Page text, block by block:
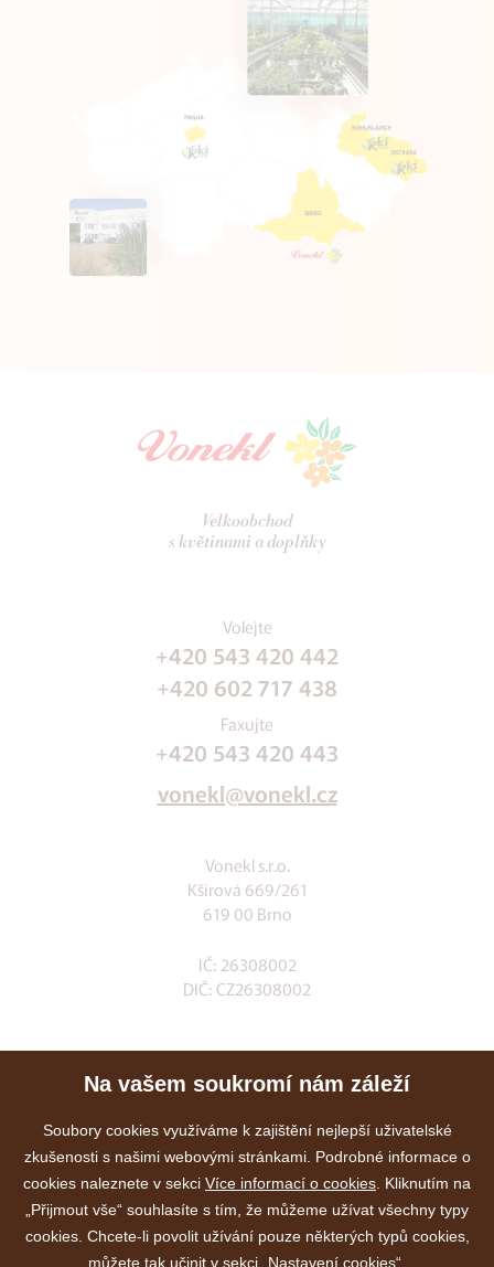
Velkoobchod
s květinami a doplňky
Volejte
+420 543 420 442
+420 602 717 438
Faxujte
+420 543 420 443
vonekl@vonekl.cz
Vonekl s.r.o.
Kšírová 669/261
619 00 Brno
IČ: 26308002
DIČ: CZ26308002
Klia.cz
E-shop
Služby
Akce
Kontakty
Na vašem soukromí nám záleží
Soubory cookies využíváme k zajištění nejlepší uživatelské
zkušenosti s našimi webovými stránkami. Podrobné informace o
cookies naleznete v sekci Více informací o cookies . Kliknutím na
„Přijmout vše“ souhlasíte s tím, že můžeme užívat všechny typy
cookies. Chcete-li povolit užívání pouze některých typů cookies,
můžete tak učinit v sekci „Nastavení cookies“.